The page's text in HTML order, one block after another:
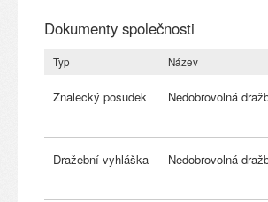
Dokumenty společnosti
Typ Název
Znalecký posudek Nedobrovolná
Dražební vyhláška Nedobrovolná